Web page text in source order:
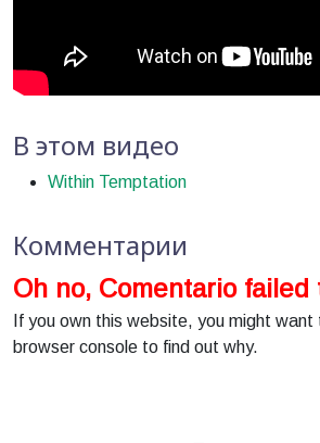
В этом видео
Within Temptation
Комментарии
Oh no, Comentario failed
If you own this website, you might
browser console to find out why.